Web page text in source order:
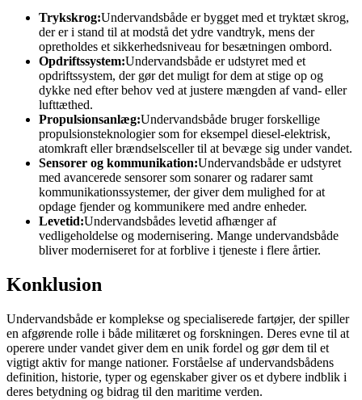
Trykskrog:Undervandsbåde er bygget med et tryktæt skrog,
der er i stand til at modstå det ydre vandtryk, mens der
opretholdes et sikkerhedsniveau for besætningen ombord.
Opdriftssystem:Undervandsbåde er udstyret med et
opdriftssystem, der gør det muligt for dem at stige op og
dykke ned efter behov ved at justere mængden af vand- eller
lufttæthed.
Propulsionsanlæg:Undervandsbåde bruger forskellige
propulsionsteknologier som for eksempel diesel-elektrisk,
atomkraft eller brændselsceller til at bevæge sig under vandet.
Sensorer og kommunikation:Undervandsbåde er udstyret
med avancerede sensorer som sonarer og radarer samt
kommunikationssystemer, der giver dem mulighed for at
opdage fjender og kommunikere med andre enheder.
Levetid:Undervandsbådes levetid afhænger af
vedligeholdelse og modernisering. Mange undervandsbåde
bliver moderniseret for at forblive i tjeneste i flere årtier.
Konklusion
Undervandsbåde er komplekse og specialiserede fartøjer, der spiller
en afgørende rolle i både militæret og forskningen. Deres evne til at
operere under vandet giver dem en unik fordel og gør dem til et
vigtigt aktiv for mange nationer. Forståelse af undervandsbådens
definition, historie, typer og egenskaber giver os et dybere indblik i
deres betydning og bidrag til den maritime verden.